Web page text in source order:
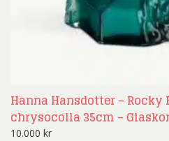
Hanna Hansdotter – Rocky
chrysocolla 35cm –
10.000 kr